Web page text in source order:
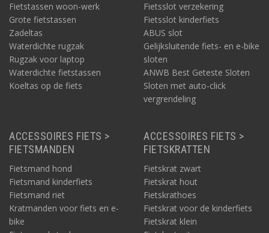
Fietstassen woon-werk
Grote fietstassen
Zadeltas
Waterdichte rugzak
Rugzak voor laptop
Waterdichte fietstassen
Koeltas op de fiets
Fietsslot verzekering
Fietsslot kinderfiets
ABUS slot
Gelijksluitende fiets- en e-bike
sloten
ANWB Best Geteste Sloten
Sloten met auto-click
vergrendeling
ACCESSOIRES FIETS >
FIETSMANDEN
Fietsmand hond
Fietsmand kinderfiets
Fietsmand riet
Kratmanden voor fiets en e-
bike
ACCESSOIRES FIETS >
FIETSKRATTEN
Fietskrat zwart
Fietskrat hout
Fietskrathoes
Fietskrat voor de kinderfiets
Fietskrat klein